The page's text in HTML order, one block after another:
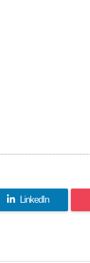
LinkedIn